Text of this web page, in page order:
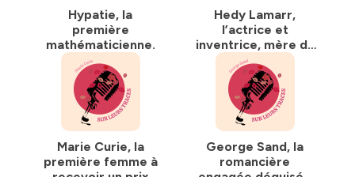
Hypatie, la
première
mathématicienne.
Hedy Lamarr,
l’actrice et
inventrice, mère du
Wifi.
Marie Curie, la
première femme à
George Sand, la
romancière